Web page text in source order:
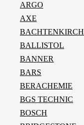
ARGO
AXE
BACHTENKIRCH
BALLISTOL
BANNER
BARS
BERACHEMIE
BGS TECHNIC
BOSCH